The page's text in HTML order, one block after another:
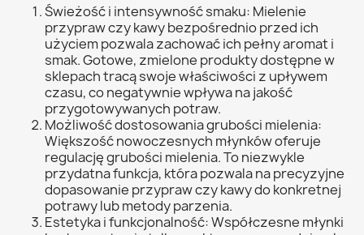
Świeżość i intensywność smaku: Mielenie
przypraw czy kawy bezpośrednio przed ich
użyciem pozwala zachować ich pełny aromat i
smak. Gotowe, zmielone produkty dostępne w
sklepach tracą swoje właściwości z upływem
czasu, co negatywnie wpływa na jakość
przygotowywanych potraw.
Możliwość dostosowania grubości mielenia:
Większość nowoczesnych młynków oferuje
regulację grubości mielenia. To niezwykle
przydatna funkcja, która pozwala na precyzyjne
dopasowanie przypraw czy kawy do konkretnej
potrawy lub metody parzenia.
Estetyka i funkcjonalność: Współczesne młynki